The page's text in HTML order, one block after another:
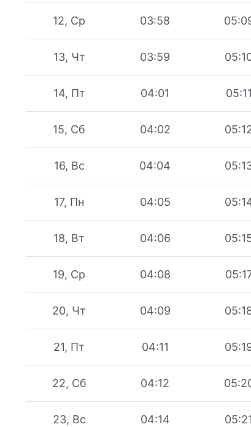
12, Ср 03:58
13, Чт 03:59
14, Пт 04:01 05:11
15, Сб 04:02
16, Вс 04:04
17, Пн 04:05
18, Вт 04:06
19, Ср 04:08
20, Чт 04:09
21, Пт 04:11
22, Сб 04:12
23, Вс 04:14 05:21